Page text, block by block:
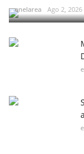
enelarea Ago 2, 2026